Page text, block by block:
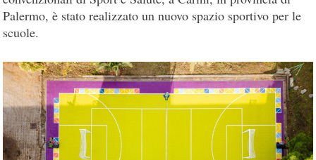
Palermo, è stato realizzato un nuovo spazio sportivo per le
scuole.